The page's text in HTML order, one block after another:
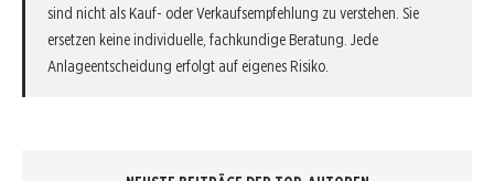
sind nicht als Kauf- oder Verkaufsempfehlung zu verstehen. Sie
ersetzen keine individuelle, fachkundige Beratung. Jede
Anlageentscheidung erfolgt auf eigenes Risiko.